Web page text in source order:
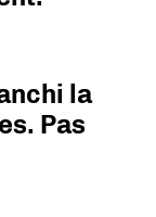
la
Pas